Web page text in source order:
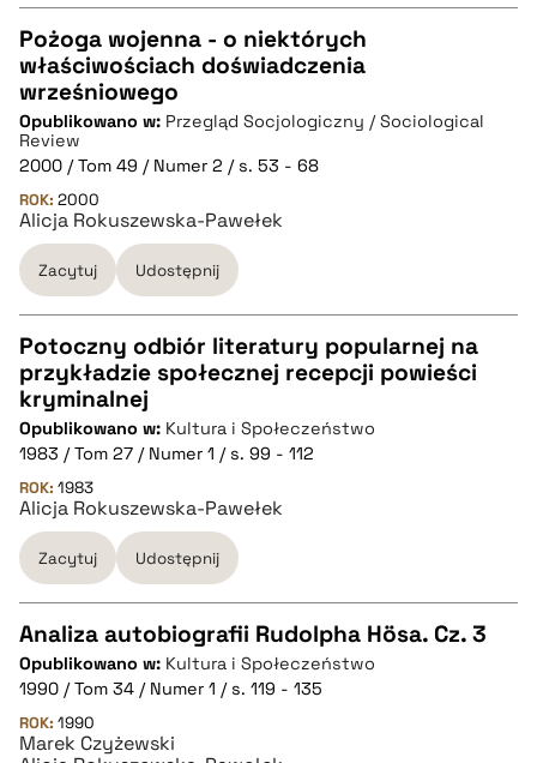
pobierz cytat
CZYSTY TEKST
pobierz cytat
BIBTEX
pobierz cytat
Pożoga wojenna - o niektórych
właściwościach doświadczenia
wrześniowego
Opublikowano w: Przegląd Socjologiczny / Sociological
Review
2000 / Tom 49 / Numer 2 / s. 53 - 68
ROK: 2000
Alicja Rokuszewska-Pawełek
Zacytuj Udostępnij
CZYSTY TEKST
pobierz cytat
BIBTEX
pobierz cytat
Potoczny odbiór literatury popularnej na
przykładzie społecznej recepcji powieści
kryminalnej
Opublikowano w: Kultura i Społeczeństwo
1983 / Tom 27 / Numer 1 / s. 99 - 112
ROK: 1983
Alicja Rokuszewska-Pawełek
Zacytuj Udostępnij
CZYSTY TEKST
pobierz cytat
Analiza autobiografii Rudolpha Hösa. Cz. 3
Opublikowano w: Kultura i Społeczeństwo
1990 / Tom 34 / Numer 1 / s. 119 - 135
ROK: 1990
Marek Czyżewski